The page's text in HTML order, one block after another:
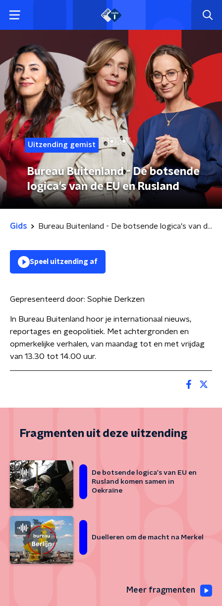
Uitzending gemist
Bureau Buitenland - De botsende
logica's van de EU en Rusland
Gids Bureau Buitenland - De botsende logica's van de EU en Rusland
Speel uitzending af
Gepresenteerd door: Sophie Derkzen
In Bureau Buitenland hoor je internationaal nieuws,
reportages en geopolitiek. Met achtergronden en
opmerkelijke verhalen, van maandag tot en met vrijdag
van 13.30 tot 14.00 uur.
Fragmenten uit deze uitzending
De botsende logica's van EU en
Rusland komen samen in
Oekraïne
Duelleren om de macht na Merkel
Meer fragmenten